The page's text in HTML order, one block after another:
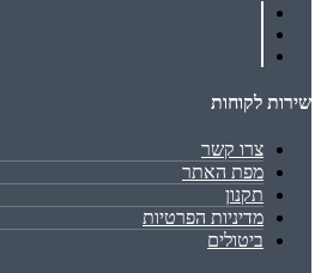
שירות לקוחות
צרו קשר
מפת האתר
תקנון
מדיניות הפרטיות
ביטולים